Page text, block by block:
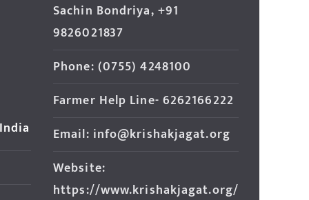
Sachin Bondriya, +91
9826021837
Phone: (0755) 4248100
Farmer Help Line- 6262166222
Email: info@krishakjagat.org
Website:
https://www.krishakjagat.org/